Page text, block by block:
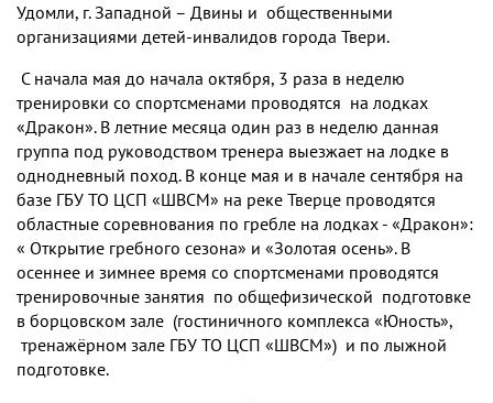
Удомли, г. Западной – Двины и общественными
организациями детей-инвалидов города Твери.
С начала мая до начала октября, 3 раза в неделю
тренировки со спортсменами проводятся на лодках
«Дракон». В летние месяца один раз в неделю данная
группа под руководством тренера выезжает на лодке в
однодневный поход. В конце мая и в начале сентября на
базе ГБУ ТО ЦСП «ШВСМ» на реке Тверце проводятся
областные соревнования по гребле на лодках - «Дракон»:
« Открытие гребного сезона» и «Золотая осень». В
осеннее и зимнее время со спортсменами проводятся
тренировочные занятия по общефизической подготовке
в борцовском зале (гостиничного комплекса «Юность»,
тренажёрном зале ГБУ ТО ЦСП «ШВСМ») и по лыжной
подготовке.